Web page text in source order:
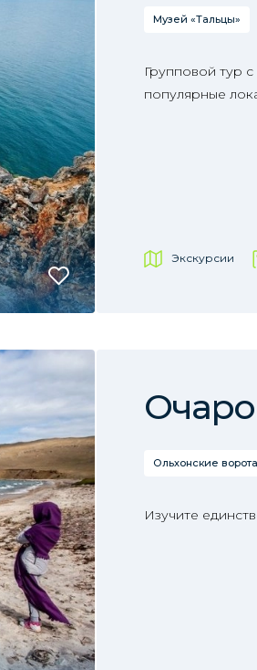
Музей «Тальцы»
Групповой тур
популярные
Экскурсии
Ольхонские ворота
Изучите